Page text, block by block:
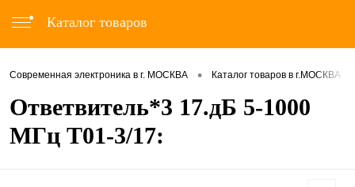
Каталог товаров
Современная электроника в г. МОСКВА • Каталог товаров в г.МОСКВА
Ответвитель*3 17.дБ 5-1000
МГц T01-3/17: